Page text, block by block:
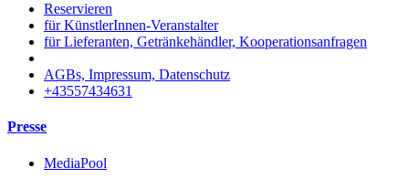
Reservieren
für KünstlerInnen-Veranstalter
für Lieferanten, Getränkehändler, Kooperationsanfragen
AGBs, Impressum, Datenschutz
+43557434631
Presse
MediaPool